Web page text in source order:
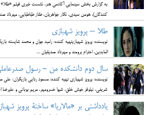
به گزارش بخش سینمایی آکادمی هنر، نشست خبری فیلم «طلا»
کنندگان)، هومن سیدی، نگار جواهریان، طناز طباطبایی، مهرداد
طلا – پرویز شهبازی
نویسنده: پرویز شهبازیتهیه کننده: رامبد جوان و محمد شایسته
العابدین، احترام برومند و مهرداد صدیقیان ...
سال دوم دانشکده من - رسول
نویسنده: پرویز شهبازی تهیه کننده: مسعود ردایی بازیگران:
شریفی، نیلوفر خوش خلق، شیوا خسرومهر، مریم بوبانی و علیرضا
یادداشتی بر «مالاریا» ساختۀ پرویز